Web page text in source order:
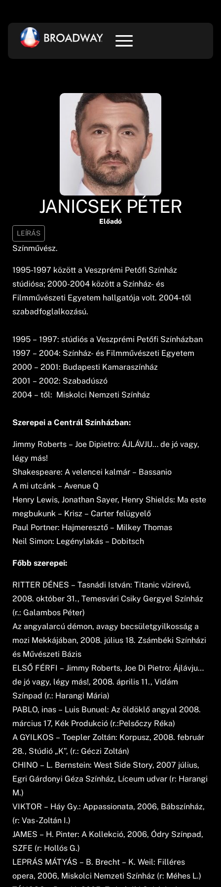
JANICSEK PÉTER
Előadó
LEÍRÁS
Színművész.
1995-1997 között a Veszprémi Petőfi Színház
stúdiósa; 2000-2004 között a Színház- és
Filmművészeti Egyetem hallgatója volt. 2004-től
szabadfoglalkozású.
1995 – 1997: stúdiós a Veszprémi Petőfi Színházban
1997 – 2004: Színház- és Filmművészeti Egyetem
2000 – 2001: Budapesti Kamaraszínház
2001 – 2002: Szabadúszó
2004 – től: Miskolci Nemzeti Színház
Szerepei a Centrál Színházban:
Jimmy Roberts – Joe Dipietro: ÁJLÁVJU… de jó vagy,
légy más!
Shakespeare: A velencei kalmár – Bassanio
A mi utcánk – Avenue Q
Henry Lewis, Jonathan Sayer, Henry Shields: Ma este
megbukunk – Krisz – Carter felügyelő
Paul Portner: Hajmeresztő – Milkey Thomas
Neil Simon: Legénylakás – Dobitsch
Főbb szerepei:
RITTER DÉNES – Tasnádi István: Titanic vízirevű,
2008. október 31., Temesvári Csiky Gergyel Színház
(r.: Galambos Péter)
Az angyalarcú démon, avagy becsületgyilkosság a
mozi Mekkájában, 2008. július 18. Zsámbéki Színházi
és Művészeti Bázis
ELSŐ FÉRFI – Jimmy Roberts, Joe Di Pietro: Ájlávju…
de jó vagy, légy más!, 2008. április 11., Vidám
Színpad (r.: Harangi Mária)
PABLO, inas – Luis Bunuel: Az öldöklő angyal 2008.
március 17, Kék Produkció (r.:Pelsőczy Réka)
A GYILKOS – Toepler Zoltán: Korpusz, 2008. február
28., Stúdió „K”, (r.: Géczi Zoltán)
CHINO – L. Bernstein: West Side Story, 2007 július,
Egri Gárdonyi Géza Színház, Líceum udvar (r: Harangi
M.)
VIKTOR – Háy Gy.: Appassionata, 2006, Bábszínház,
(r: Vas-Zoltán I.)
JAMES – H. Pinter: A Kollekció, 2006, Ódry Színpad,
SZFE (r: Hollós G.)
LEPRÁS MÁTYÁS – B. Brecht – K. Weil: Filléres
opera, 2006, Miskolci Nemzeti Színház (r: Méhes L.)